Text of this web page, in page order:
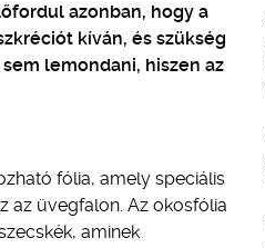
azonban, hogy a
kíván, és szükség
lemondani, hiszen az
fólia, amely speciális
az üvegfalon. Az okosfólia
aminek